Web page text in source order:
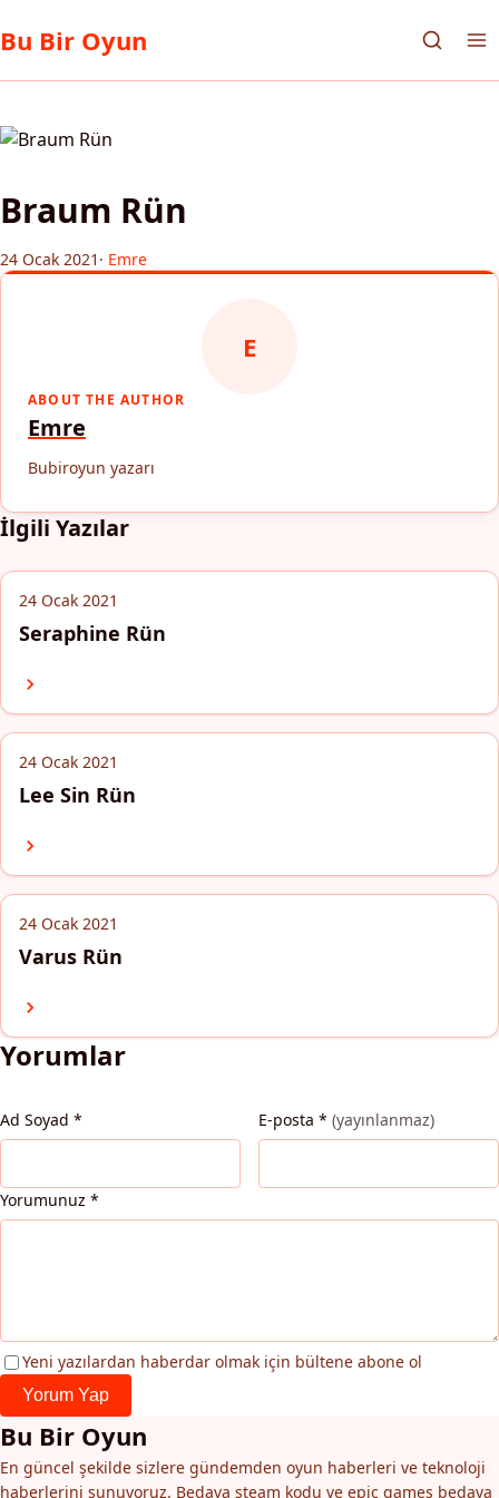
Bu Bir Oyun
Braum Rün
24 Ocak 2021 · Emre
E
ABOUT THE AUTHOR
Emre
Bubiroyun yazarı
İlgili Yazılar
24 Ocak 2021
Seraphine Rün
24 Ocak 2021
Lee Sin Rün
24 Ocak 2021
Varus Rün
Yorumlar
Ad Soyad * E-posta * (yayınlanmaz)
Yorumunuz *
Yeni yazılardan haberdar olmak için bültene abone ol
Yorum Yap
Bu Bir Oyun
En güncel şekilde sizlere gündemden oyun haberleri ve teknoloji
haberlerini sunuyoruz. Bedava steam kodu ve epic games bedava